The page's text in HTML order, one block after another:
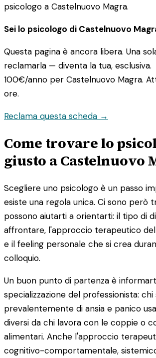
psicologo a Castelnuovo Magra.
Sei lo psicologo di Castelnuovo
Questa pagina è ancora libera. Una
reclamarla — diventa la tua, esclusiva.
100€/anno per Castelnuovo Magra.
ore.
Reclama questa scheda →
Come trovare lo
giusto a Castelnuovo
Scegliere uno psicologo è un passo
esiste una regola unica. Ci sono però
possono aiutarti a orientarti: il tipo di
affrontare, l'approccio terapeutico
e il feeling personale che si crea
colloquio.
Un buon punto di partenza è
specializzazione del professionista:
prevalentemente di ansia e panico
diversi da chi lavora con le coppie o
alimentari. Anche l'approccio
cognitivo-comportamentale,